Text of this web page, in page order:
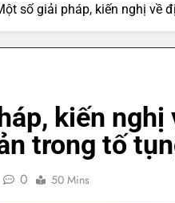
số giải pháp, kiến nghị về
kiến
trong tố
0 50 Mins